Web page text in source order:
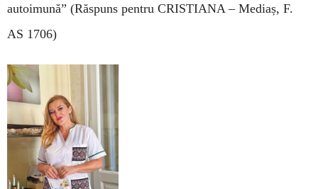
autoimună” (Răspuns pentru CRISTIANA – Mediaș, F.
AS 1706)